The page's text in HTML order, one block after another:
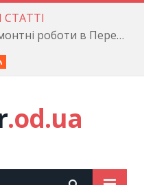
Енергетики завершили ремонтні роботи в Пересипському районі
RSS
.od.ua